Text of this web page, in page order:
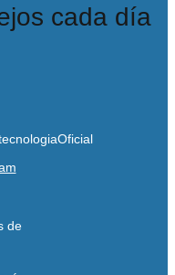
cada día